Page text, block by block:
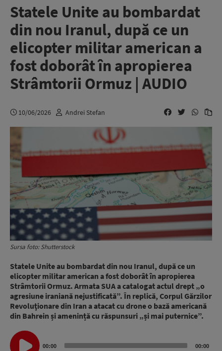
Statele Unite au bombardat
din nou Iranul, după ce un
elicopter militar american a
fost doborât în apropierea
Strâmtorii Ormuz | AUDIO
10/06/2026 Andrei Stefan
Sursa foto: Shutterstock
Statele Unite au bombardat din nou Iranul, după ce un
elicopter militar american a fost doborât în apropierea
Strâmtorii Ormuz. Armata SUA a catalogat actul drept „o
agresiune iraniană nejustificată”. În replică, Corpul Gărzilor
Revoluţionare din Iran a atacat cu drone o bază americană
din Bahrein și amenință cu răspunsuri „și mai puternice”.
Audio
00:00 00:00